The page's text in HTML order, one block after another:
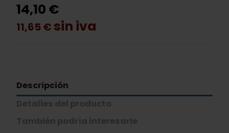
14,10 €
11,65 € sin iva
Descripción